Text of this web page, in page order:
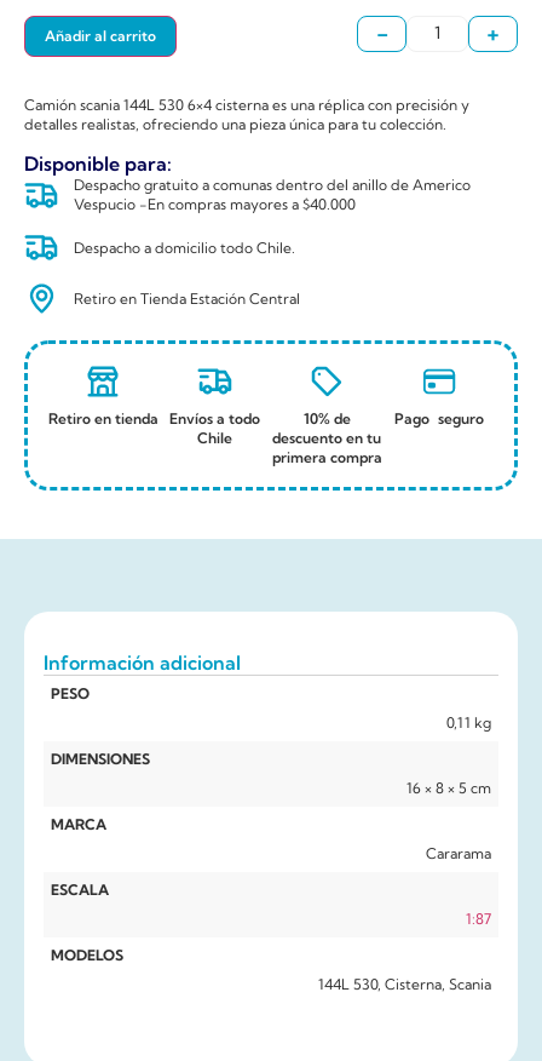
- +
Añadir al carrito
Camión scania 144L 530 6×4 cisterna es una réplica con precisión y
detalles realistas, ofreciendo una pieza única para tu colección.
Disponible para:
Despacho gratuito a comunas dentro del anillo de Americo
Vespucio -En compras mayores a $40.000
Despacho a domicilio todo Chile.
Retiro en Tienda Estación Central
Retiro en tienda
Envíos a todo
Chile
10% de
descuento en tu
primera compra
Pago seguro
Información adicional
PESO
0,11 kg
DIMENSIONES
16 × 8 × 5 cm
MARCA
Cararama
ESCALA
1:87
MODELOS
144L 530, Cisterna, Scania